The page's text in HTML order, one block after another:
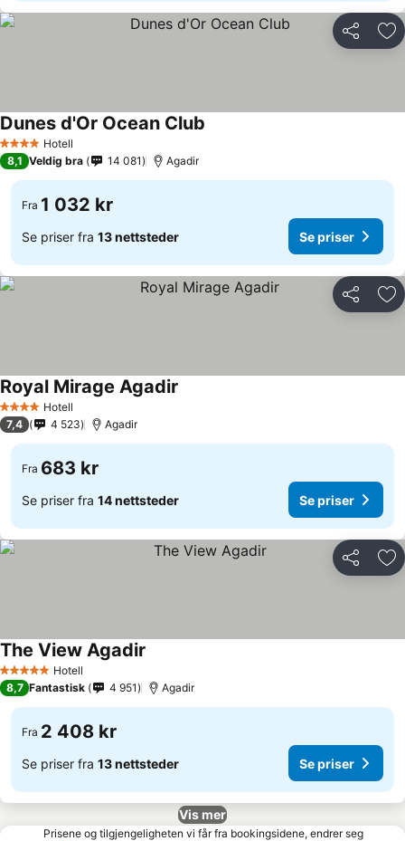
Del
4 StjernerHotell
Dunes d'Or Ocean Club
8,1 Veldig bra 14 081 Agadir
Fra 1 032 kr
Se priser fra 13 nettsteder Se priser
Del
4 StjernerHotell
Royal Mirage Agadir
7,4 4 523 Agadir
Fra 683 kr
Se priser fra 14 nettsteder Se priser
Del
5 Stjerner Hotell
The View Agadir
8,7 Fantastisk 4 951 Agadir
Fra 2 408 kr
Se priser fra 13 nettsteder Se priser
Vis mer
Prisene og tilgjengeligheten vi får fra bookingsidene, endrer seg